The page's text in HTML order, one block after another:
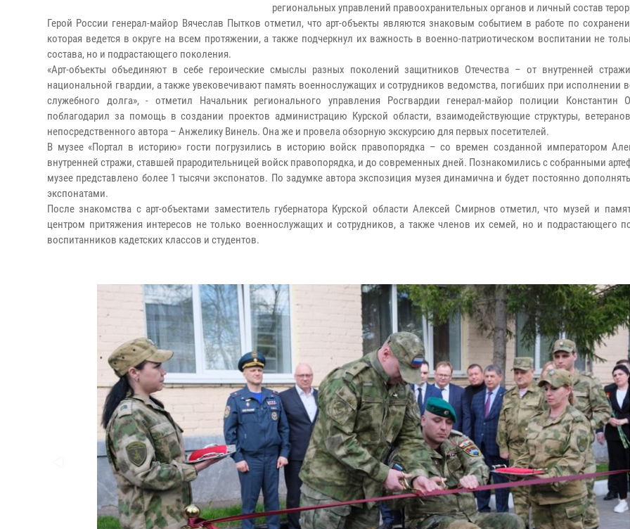
региональных управлений правоохранительных органов и личный состав
Герой России генерал-майор Вячеслав Пытков отметил, что арт-объекты являются знаковым событием в работе по
которая ведется в округе на всем протяжении, а также подчеркнул их важность в военно-патриотическом воспитании не
состава, но и подрастающего поколения.
«Арт-объекты объединяют в себе героические смыслы разных поколений защитников Отечества – от внутренней
национальной гвардии, а также увековечивают память военнослужащих и сотрудников ведомства, погибших при исполнении
служебного долга», - отметил Начальник регионального управления Росгвардии генерал-майор полиции Константин
поблагодарил за помощь в создании проектов администрацию Курской области, взаимодействующие структуры,
непосредственного автора – Анжелику Винель. Она же и провела обзорную экскурсию для первых посетителей.
В музее «Портал в историю» гости погрузились в историю войск правопорядка – со времен созданной императором
внутренней стражи, ставшей прародительницей войск правопорядка, и до современных дней. Познакомились с собранными
музее представлено более 1 тысячи экспонатов. По задумке автора экспозиция музея динамична и будет постоянно
экспонатами.
После знакомства с арт-объектами заместитель губернатора Курской области Алексей Смирнов отметил, что музей и
центром притяжения интересов не только военнослужащих и сотрудников, а также членов их семей, но и подрастающего
воспитанников кадетских классов и студентов.